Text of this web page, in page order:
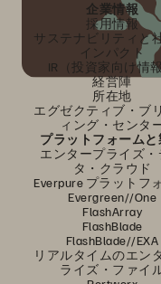
企業情報
採用情報
サステナビリティと
インパクト
IR（投資家向け情
経営陣
所在地
エグゼクティブ・ブ
ィング・センタ
プラットフォームと
エンタープライズ・
タ・クラウド
Everpure プラットフ
Evergreen//One
FlashArray
FlashBlade
FlashBlade//EXA
リアルタイムのエン
ライズ・ファイ